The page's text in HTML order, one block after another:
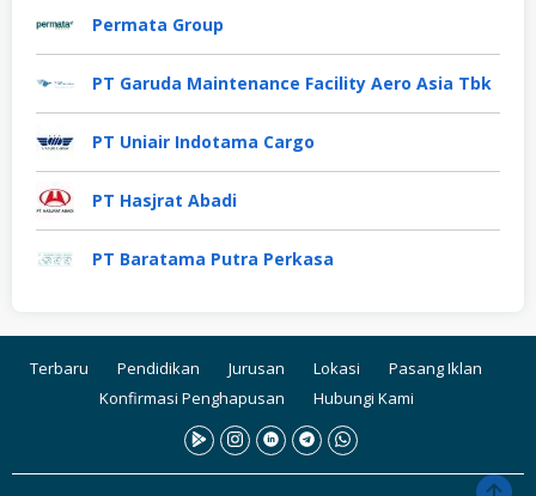
Permata Group
PT Garuda Maintenance Facility Aero Asia Tbk
PT Uniair Indotama Cargo
PT Hasjrat Abadi
PT Baratama Putra Perkasa
Terbaru Pendidikan Jurusan Lokasi
Pasang Iklan
Konfirmasi Penghapusan
Hubungi Kami